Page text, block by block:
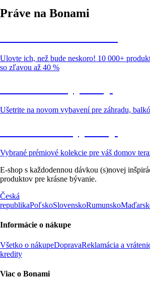
Práve na Bonami
Ulovte ich, než bude neskoro! 10 000+
so zľavou až 40 %
Ušetrite na novom vybavení pre záhradu,
Vybrané prémiové kolekcie pre váš domov
E-shop s každodennou dávkou (s)novej
produktov pre krásne bývanie.
Česká
republikaPoľskoSlovenskoRumunsko
Informácie o nákupe
Všetko o nákupeDopravaReklamácia a
kredity
Viac o Bonami